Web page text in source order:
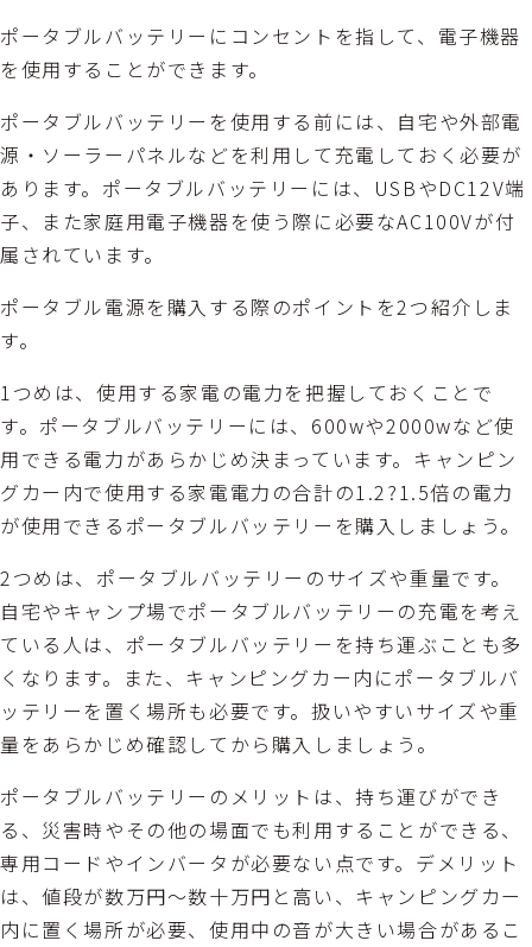
ポータブルバッテリーにコンセントを指して、電子機器
を使用することができます。
ポータブルバッテリーを使用する前には、自宅や外部電
源・ソーラーパネルなどを利用して充電しておく必要が
あります。ポータブルバッテリーには、USBやDC12V端
子、また家庭用電子機器を使う際に必要なAC100Vが付
属されています。
ポータブル電源を購入する際のポイントを2つ紹介しま
す。
1つめは、使用する家電の電力を把握しておくことで
す。ポータブルバッテリーには、600wや2000wなど使
用できる電力があらかじめ決まっています。キャンピン
グカー内で使用する家電電力の合計の1.2?1.5倍の電力
が使用できるポータブルバッテリーを購入しましょう。
2つめは、ポータブルバッテリーのサイズや重量です。
自宅やキャンプ場でポータブルバッテリーの充電を考え
ている人は、ポータブルバッテリーを持ち運ぶことも多
くなります。また、キャンピングカー内にポータブルバ
ッテリーを置く場所も必要です。扱いやすいサイズや重
量をあらかじめ確認してから購入しましょう。
ポータブルバッテリーのメリットは、持ち運びができ
る、災害時やその他の場面でも利用することができる、
専用コードやインバータが必要ない点です。デメリット
は、値段が数万円～数十万円と高い、キャンピングカー
内に置く場所が必要、使用中の音が大きい場合があるこ